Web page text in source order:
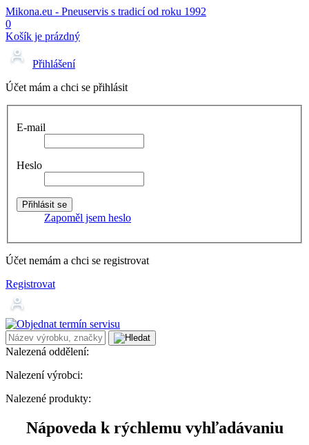
Mikona.eu - Pneuservis s tradicí od roku 1992
0
Košík je prázdný
Přihlášení
Účet mám a chci se přihlásit
E-mail
Heslo
Zapoměl jsem heslo
Účet nemám a chci se registrovat
Registrovat
Nalezená oddělení:
Nalezení výrobci:
Nalezené produkty:
Nápoveda k rýchlemu vyhľadávaniu